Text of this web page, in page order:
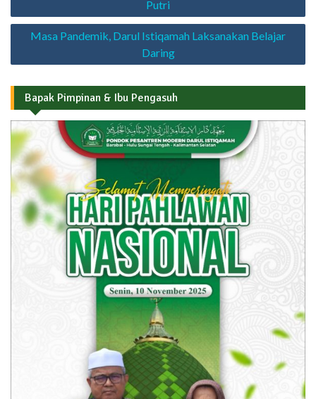
Putri
Masa Pandemik, Darul Istiqamah Laksanakan Belajar
Daring
Bapak Pimpinan & Ibu Pengasuh